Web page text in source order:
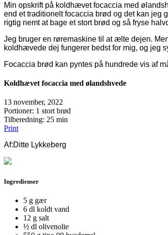
Min opskrift på koldhævet focaccia med
end et traditionelt focaccia brød og det kan jeg
rigtig nemt at bage et stort brød og så fryse
Jeg bruger en røremaskine til at ælte dejen.
koldhævede dej fungerer bedst for mig, og jeg
Focaccia brød kan pyntes på hundrede vis af
Koldhævet focaccia med ølandshvede
13 november, 2022
Portioner: 1 stort brød
Tilberedning: 25 min
Print
Af:Ditte Lykkeberg
Ingredienser
5 g gær
6 dl koldt vand
12 g salt
½ dl olivenolie